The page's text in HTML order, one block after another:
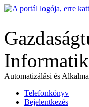
Automatizálási és
Telefonkönyv
Bejelentkezés